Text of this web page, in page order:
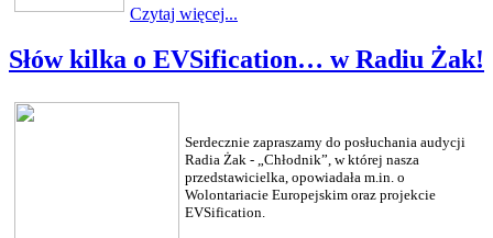
Czytaj więcej...
Słów kilka o EVSification… w Radiu Żak!
Serdecznie zapraszamy do posłuchania audycji
Radia Żak - „Chłodnik”, w której nasza
przedstawicielka, opowiadała m.in. o
Wolontariacie Europejskim oraz projekcie
EVSification.